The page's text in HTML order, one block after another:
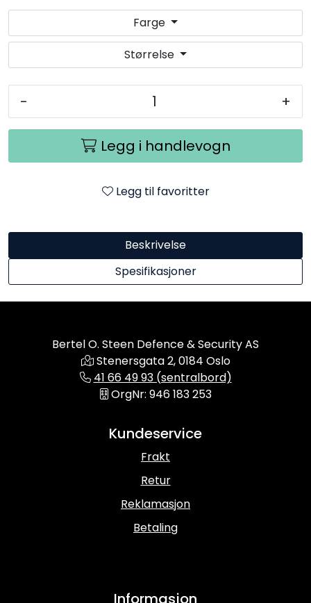
Farge
Størrelse
- +
Legg i handlevogn
Legg til favoritter
Beskrivelse
Spesifikasjoner
Bertel O. Steen Defence & Security AS
Stenersgata 2, 0184 Oslo
41 66 49 93 (sentralbord)
OrgNr: 946 183 253
Kundeservice
Frakt
Retur
Reklamasjon
Betaling
Informasjon